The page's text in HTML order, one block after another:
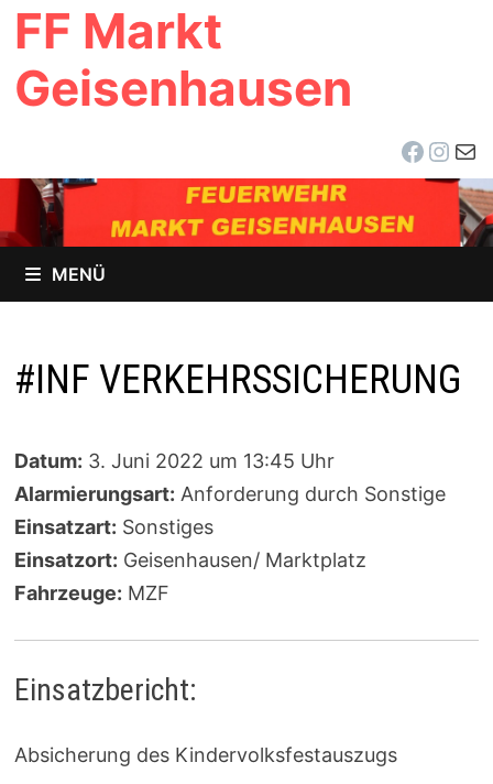
Zum
Inhalt
springen
FF Markt
Geisenhausen
E-
MENÜ
#INF VERKEHRSSICHERUNG
Datum: 3. Juni 2022 um 13:45 Uhr
Alarmierungsart: Anforderung durch Sonstige
Einsatzart: Sonstiges
Einsatzort: Geisenhausen/ Marktplatz
Fahrzeuge: MZF
Einsatzbericht:
Absicherung des Kindervolksfestauszugs